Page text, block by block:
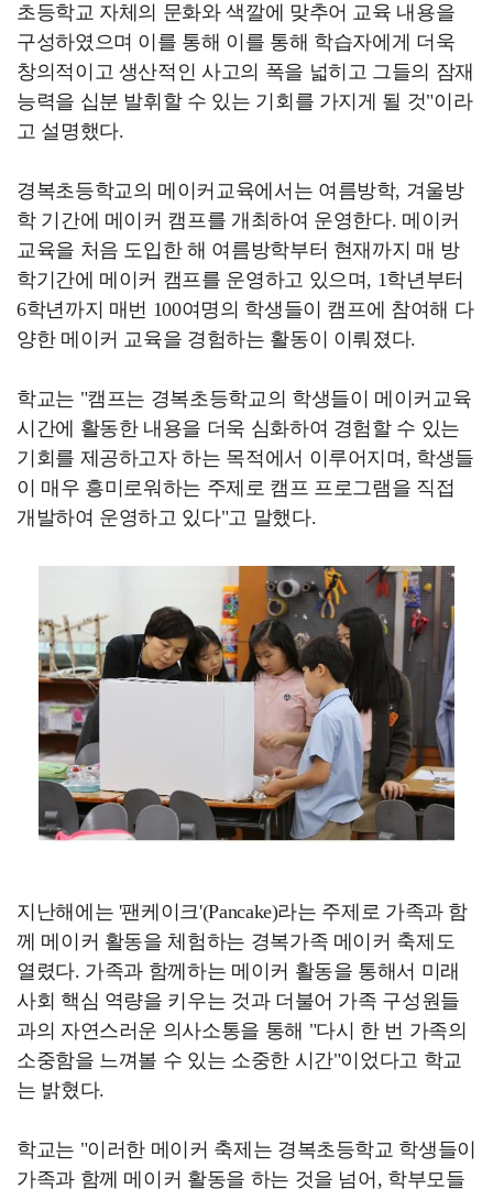
초등학교 자체의 문화와 색깔에 맞추어 교육 내용을
구성하였으며 이를 통해 이를 통해 학습자에게 더욱
창의적이고 생산적인 사고의 폭을 넓히고 그들의 잠재
능력을 십분 발휘할 수 있는 기회를 가지게 될 것"이라
고 설명했다.
경복초등학교의 메이커교육에서는 여름방학, 겨울방
학 기간에 메이커 캠프를 개최하여 운영한다. 메이커
교육을 처음 도입한 해 여름방학부터 현재까지 매 방
학기간에 메이커 캠프를 운영하고 있으며, 1학년부터
6학년까지 매번 100여명의 학생들이 캠프에 참여해 다
양한 메이커 교육을 경험하는 활동이 이뤄졌다.
학교는 "캠프는 경복초등학교의 학생들이 메이커교육
시간에 활동한 내용을 더욱 심화하여 경험할 수 있는
기회를 제공하고자 하는 목적에서 이루어지며, 학생들
이 매우 흥미로워하는 주제로 캠프 프로그램을 직접
개발하여 운영하고 있다"고 말했다.
지난해에는 '팬케이크'(Pancake)라는 주제로 가족과 함
께 메이커 활동을 체험하는 경복가족 메이커 축제도
열렸다. 가족과 함께하는 메이커 활동을 통해서 미래
사회 핵심 역량을 키우는 것과 더불어 가족 구성원들
과의 자연스러운 의사소통을 통해 "다시 한 번 가족의
소중함을 느껴볼 수 있는 소중한 시간"이었다고 학교
는 밝혔다.
학교는 "이러한 메이커 축제는 경복초등학교 학생들이
가족과 함께 메이커 활동을 하는 것을 넘어, 학부모들